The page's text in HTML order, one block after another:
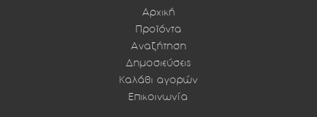
Αρχική
Προϊόντα
Αναζήτηση
Δημοσιεύσεις
Καλάθι αγορών
Επικοινωνία